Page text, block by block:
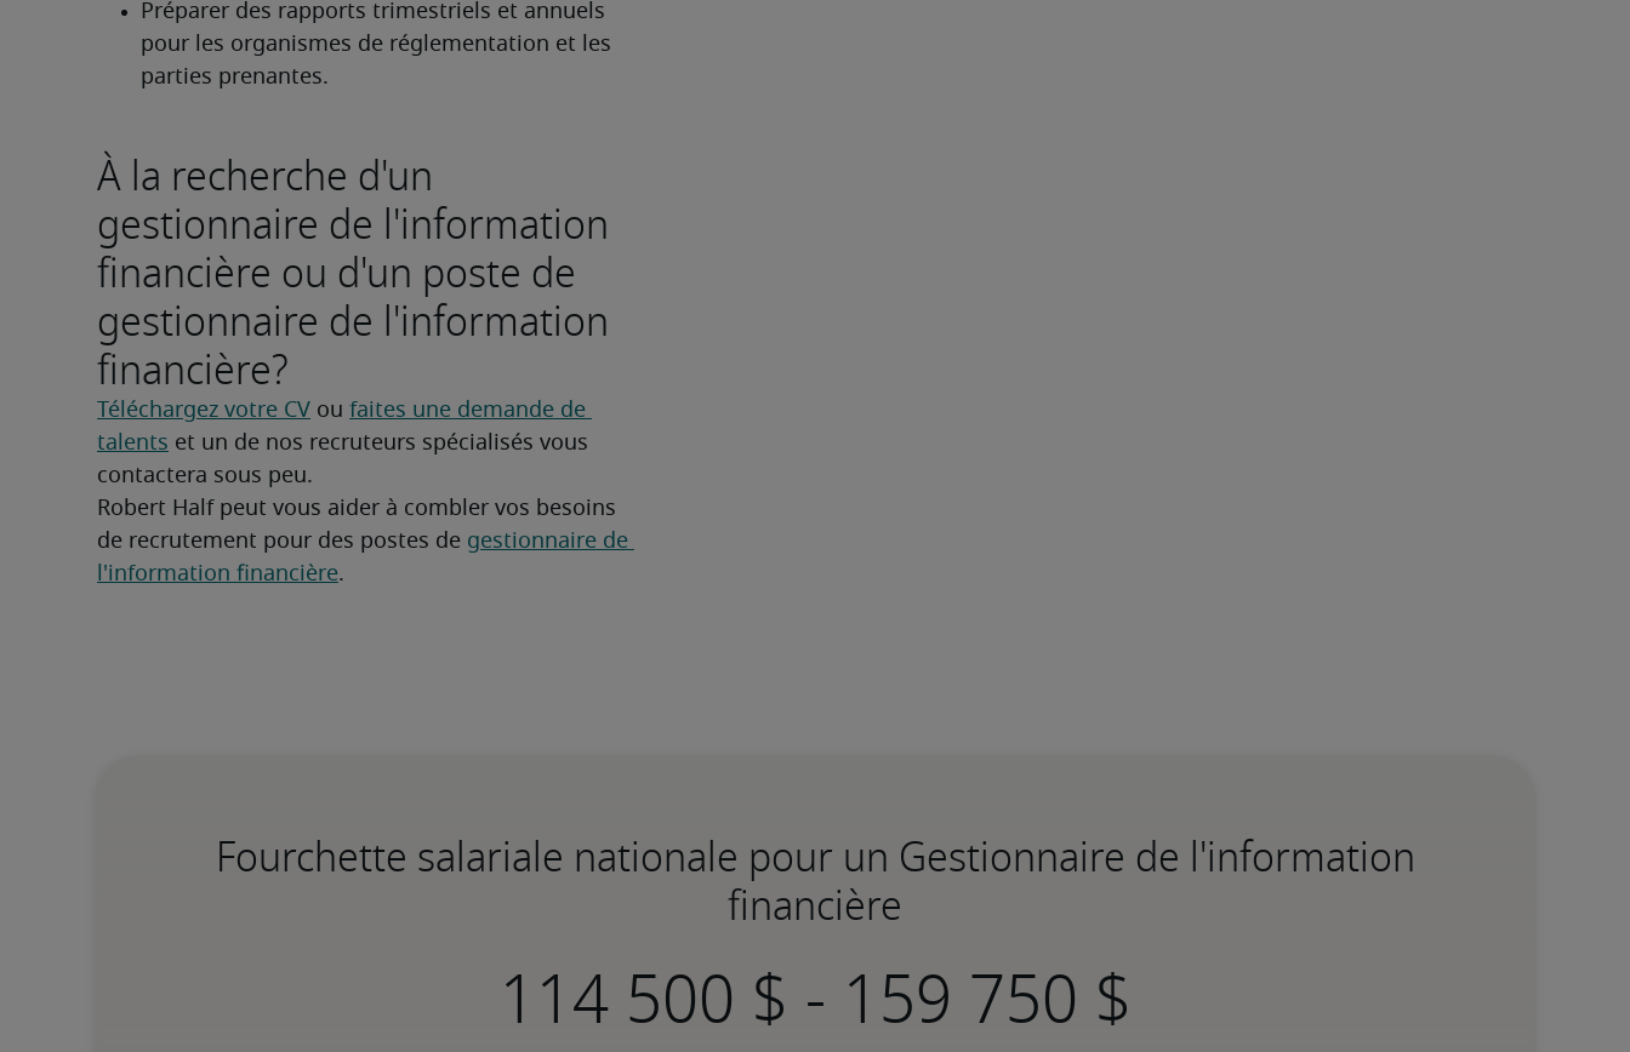
Préparer des rapports trimestriels et annuels
pour les organismes de réglementation et les
parties prenantes.
À la recherche d'un
gestionnaire de l'information
financière ou d'un poste de
gestionnaire de l'information
financière?
Téléchargez votre CV ou faites une demande de
talents et un de nos recruteurs spécialisés vous
contactera sous peu.
Robert Half peut vous aider à combler vos besoins
de recrutement pour des postes de gestionnaire de
l'information financière.
Fourchette salariale nationale pour un Gestionnaire de l'information
financière
-